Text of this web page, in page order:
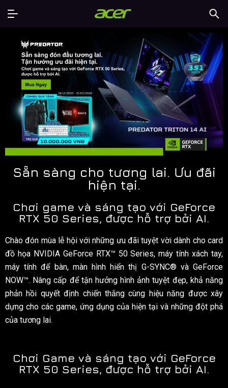
Sẵn sàng cho tương lai. Ưu đãi
hiện tại.
Chơi game và sáng tạo với GeForce
RTX 50 Series, được hỗ trợ bởi AI.
Chào đón mùa lễ hội với những ưu đãi tuyệt vời dành cho card
đồ họa NVIDIA GeForce RTX™ 50 Series, máy tính xách tay,
máy tính để bàn, màn hình hiển thị G-SYNC® và GeForce
NOW™. Nâng cấp để tận hưởng hình ảnh tuyệt đẹp, khả năng
phản hồi quyết định chiến thắng cùng hiệu năng được xây
dựng cho các game, ứng dụng của hiện tại và những đột phá
của tương lai.
Chơi Game và sáng tạo với GeForce
RTX 50 Series, được hỗ trợ bởi AI.